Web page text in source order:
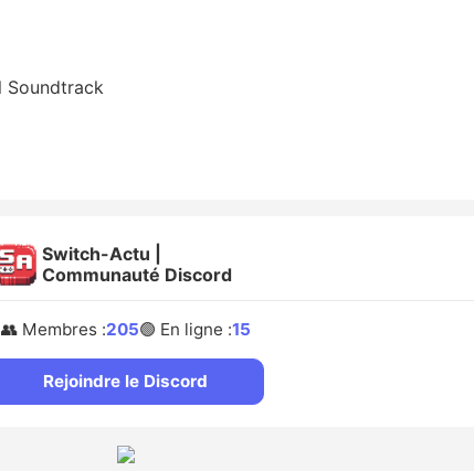
Soundtrack
Switch-Actu |
Communauté Discord
👥 Membres :205🟢 En ligne :15
Rejoindre le Discord